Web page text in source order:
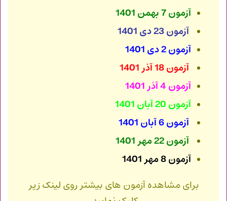
آزمون 7 بهمن 1401
آزمون 23 دی 1401
آزمون 2 دی 1401
آزمون 18 آذر 1401
آزمون 4 آذر 1401
آزمون 20 آبان 1401
آزمون 6 آبان 1401
آزمون 22 مهر 1401
آزمون 8 مهر 1401
برای مشاهده آزمون های بیشتر روی لینک زیر